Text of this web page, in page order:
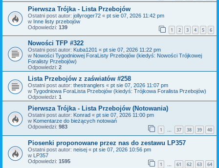
Pierwsza Trójka - Lista Przebojów
Ostatni post autor: jollyroger72 « pt sie 07, 2026 11:42 pm
w Inne listy przebojów
Odpowiedzi: 139 1 2 3 4 5 6
Nowości TFP #322
Ostatni post autor: Kuba1201 « pt sie 07, 2026 11:22 pm
w Nowości Tygodniowej ForaListy Przebojów (kiedyś: Nowości Trójkowej
Foralisty Przebojów)
Odpowiedzi: 2
Lista Przebojów z zaświatów #258
Ostatni post autor: thestranglers « pt sie 07, 2026 11:07 pm
w Tygodniowa ForaLista Przebojów (kiedyś: Trójkowa Foralista Przebojów)
Odpowiedzi: 1
Pierwsza Trójka - Lista Przebojów (Notowania)
Ostatni post autor: Konrad « pt sie 07, 2026 11:00 pm
w Komentarze do bieżących notowań
Odpowiedzi: 983 1 … 37 38 39 40
Piosenki proponowane przez nas do zestawu LP357
Ostatni post autor: neisej « pt sie 07, 2026 10:56 pm
w LP357
Odpowiedzi: 1595 1 … 61 62 63 64